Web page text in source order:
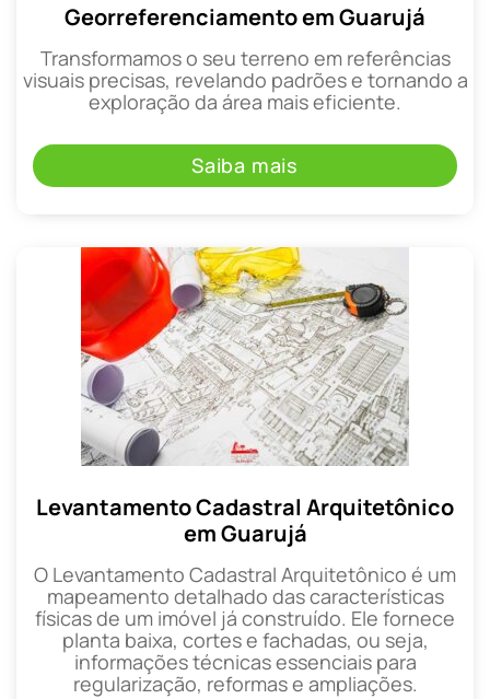
Georreferenciamento em Guarujá
Transformamos o seu terreno em referências
visuais precisas, revelando padrões e tornando a
exploração da área mais eficiente.
Saiba mais
Levantamento Cadastral Arquitetônico
em Guarujá
O Levantamento Cadastral Arquitetônico é um
mapeamento detalhado das características
físicas de um imóvel já construído. Ele fornece
planta baixa, cortes e fachadas, ou seja,
informações técnicas essenciais para
regularização, reformas e ampliações.